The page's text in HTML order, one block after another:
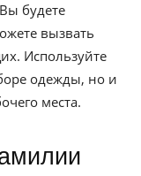
будете
вызвать
Используйте
одежды, но и
места.